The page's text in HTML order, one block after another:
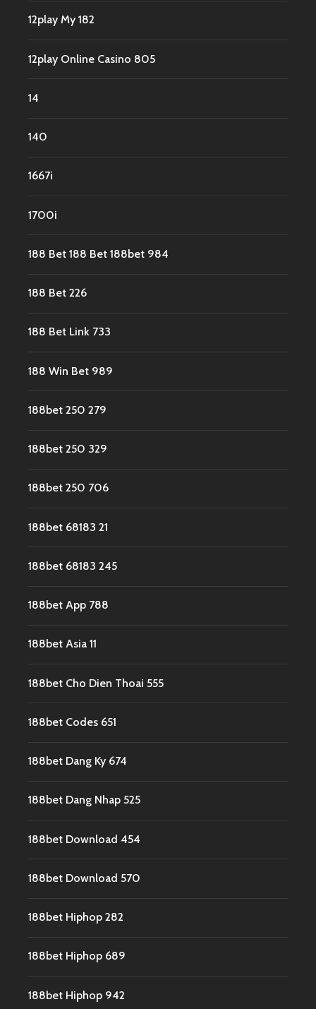
12play My 182
12play Online Casino 805
14
140
1667i
1700i
188 Bet 188 Bet 188bet 984
188 Bet 226
188 Bet Link 733
188 Win Bet 989
188bet 250 279
188bet 250 329
188bet 250 706
188bet 68183 21
188bet 68183 245
188bet App 788
188bet Asia 11
188bet Cho Dien Thoai 555
188bet Codes 651
188bet Dang Ky 674
188bet Dang Nhap 525
188bet Download 454
188bet Download 570
188bet Hiphop 282
188bet Hiphop 689
188bet Hiphop 942